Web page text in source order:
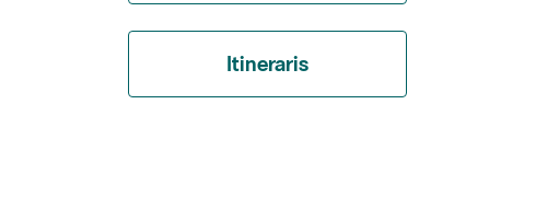
Itineraris